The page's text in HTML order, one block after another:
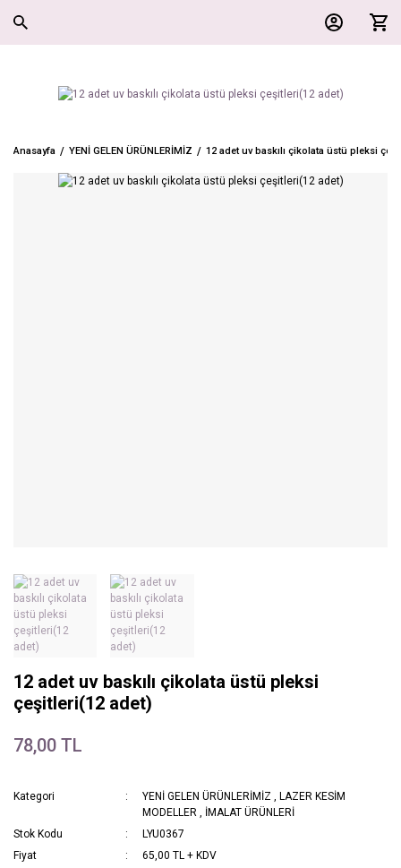
Anasayfa YENİ GELEN ÜRÜNLERİMİZ 12 adet uv baskılı çikolata üstü pleksi
12 adet uv baskılı çikolata üstü pleksi
çeşitleri(12 adet)
78,00 TL
Kategori YENİ GELEN ÜRÜNLERİMİZ , LAZER KESİM
MODELLER , İMALAT ÜRÜNLERİ
Stok Kodu
LYU0367
Fiyat
65,00 TL + KDV